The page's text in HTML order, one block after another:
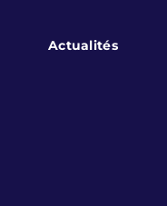
Actualités